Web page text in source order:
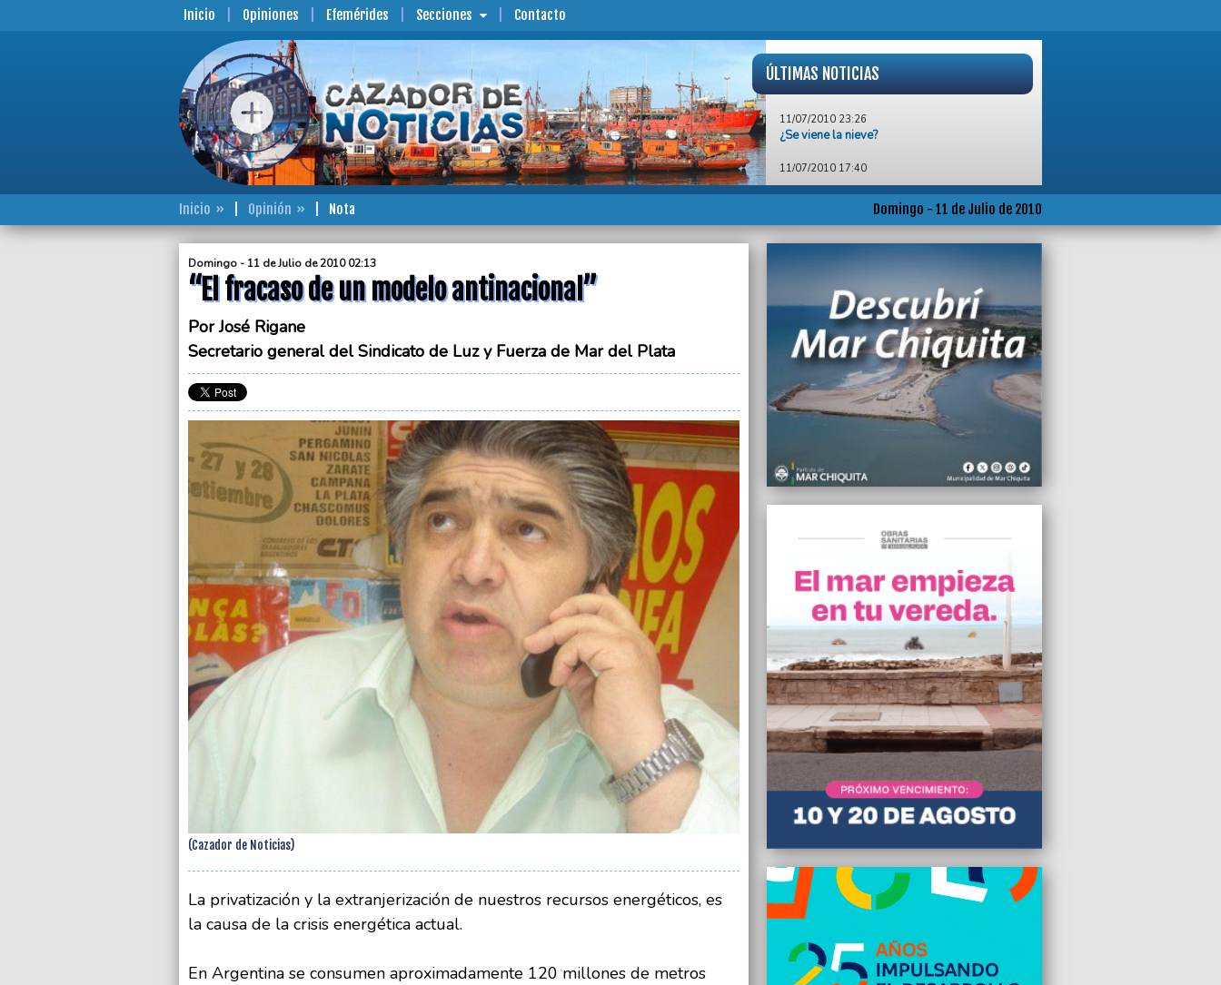
Inicio Opiniones Efemérides Secciones Contacto
ÚLTIMAS NOTICIAS
¿Se viene la nieve?
España venció a Holanda y se consagró
campeón del Mundo en Sudáfrica
Siguen desguazando autos en la zona sur
Miles de personas rindieron homenaje a las 8
mil víctimas del genocidio de Srebrenica
11/07/2010 02:13
“El fracaso de un modelo antinacional”
10/07/2010 18:22
La U17, comandada por Patricio Garino,
Julio De Vido: “En la Argentina, problemas de
energía no hay”
Copa Davis:Con la dupla conformada por el
marplatense Horacio Zeballos y Eduardo
quedó arriba
09/07/2010 20:58
Senador aliado del kirchnerismo cree que la
unión civil sin adopción “es lo más razonable”
09/07/2010 20:14
“Nuestra identidad merece el culto del trato
amable y el amor” dijo el Intendente al
encabezar el acto por el día de la
Independencia
Domingo - 11 de Julio de 2010
Inicio Opinión Nota
Domingo - 11 de Julio de 2010 02:13
“El fracaso de un modelo antinacional”
Por José Rigane
Secretario general del Sindicato de Luz y Fuerza de Mar del Plata
(Cazador de Noticias)
La privatización y la extranjerización de nuestros recursos energéticos, es
la causa de la crisis energética actual.
En Argentina se consumen aproximadamente 120 millones de metros